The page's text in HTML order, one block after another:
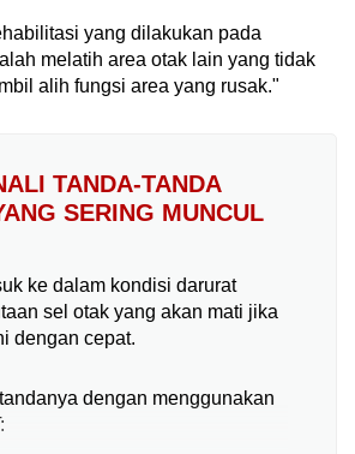
yang dilakukan pada
melatih area otak lain yang tidak
alih fungsi area yang rusak."
TANDA-TANDA
SERING MUNCUL
ke dalam kondisi darurat
sel otak yang akan mati jika
dengan cepat.
dengan menggunakan